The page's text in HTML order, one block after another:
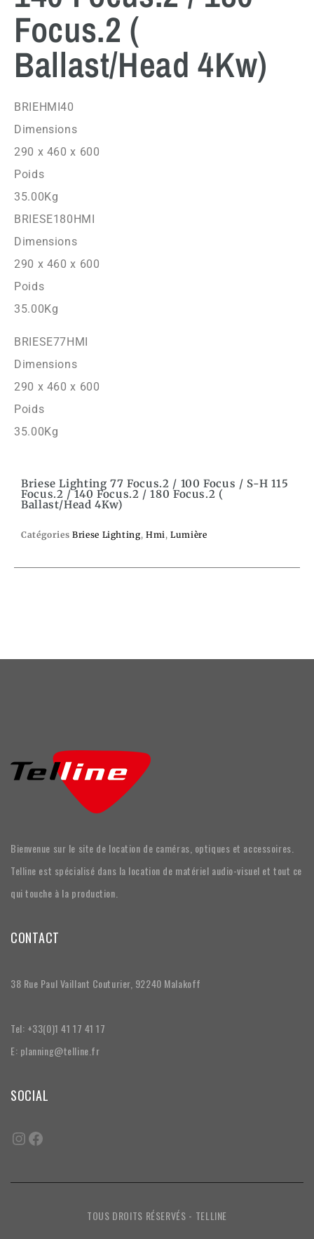
Focus.2 (
Ballast/Head 4Kw)
BRIEHMI40
Dimensions
290 x 460 x 600
Poids
35.00Kg
BRIESE180HMI
Dimensions
290 x 460 x 600
Poids
35.00Kg
BRIESE77HMI
Dimensions
290 x 460 x 600
Poids
35.00Kg
Briese Lighting 77 Focus.2 / 100 Focus / S-H 115
Focus.2 / 140 Focus.2 / 180 Focus.2 (
Ballast/Head 4Kw)
Catégories Briese Lighting, Hmi,Lumière
Bienvenue sur le site de location de caméras, optiques et accessoires.
Telline est spécialisé dans la location de matériel audio-visuel et tout ce
qui touche à la production.
CONTACT
38 Rue Paul Vaillant Couturier, 92240 Malakoff
Tel: +33(0)1 41 17 41 17
E: planning@telline.fr
SOCIAL
TOUS DROITS RÉSERVÉS - TELLINE